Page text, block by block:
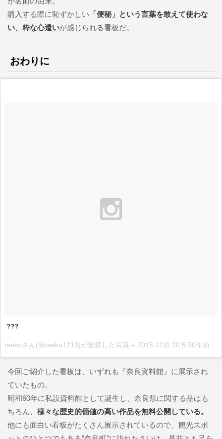
購入する際に恥ずかしい 「便秘」という言葉を敢えて使わな
い、粋な心遣いが感じられる看板だ。
おわりに
???
taekoさん(@taeko1213)が投稿した写真 – 2015 12月 20 5:30午前 PST
今回ご紹介した看板は、いずれも『奈良資料館』に展示され
ていたもの。
昭和60年に私設資料館として誕生し、奈良県に関する品はも
ちろん、 様々な歴史的価値の高い作品を無料公開している。
他にも面白い看板がたくさん展示されているので、観光スポ